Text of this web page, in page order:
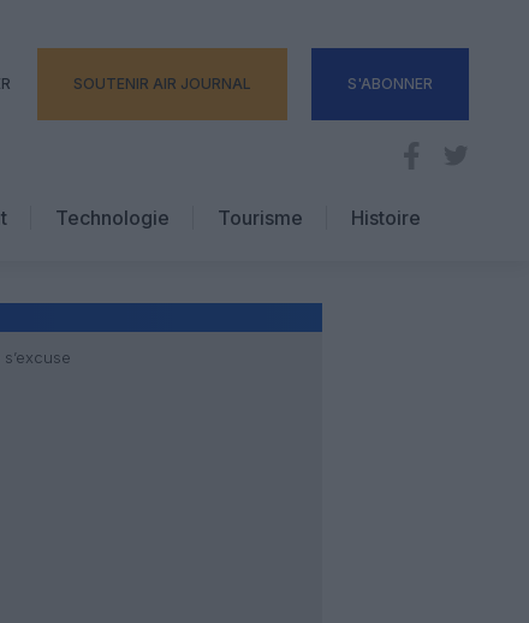
SOUTENIR AIR JOURNAL S'ABONNER
Technologie
Tourisme
Hôtellerie
Histoire